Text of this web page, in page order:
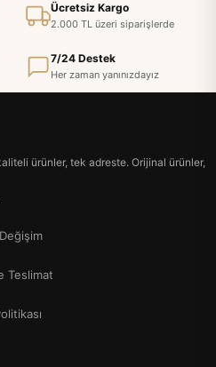
Ücretsiz Kargo
2.000 TL üzeri siparişlerde
7/24 Destek
Her zaman yanınızdayız
ürünler, tek adreste. Orijinal ürünler,
Teslimat